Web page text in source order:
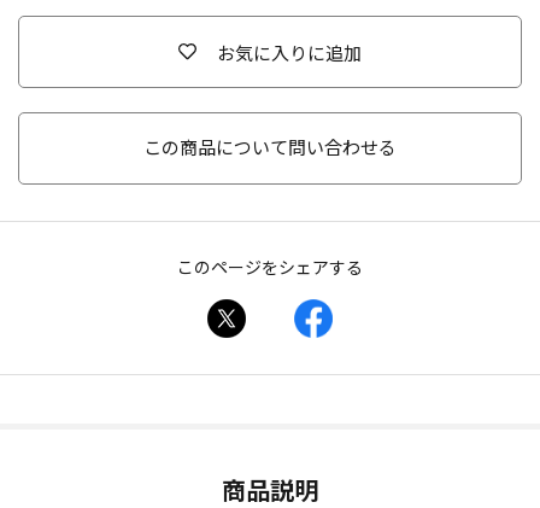
お気に入りに追加
この商品について問い合わせる
このページをシェアする
商品説明